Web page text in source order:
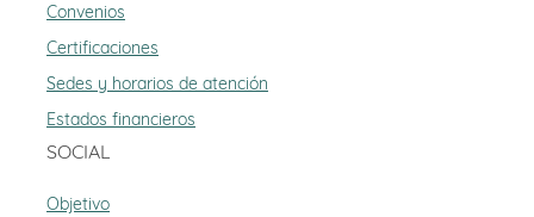
Convenios
Certificaciones
Sedes y horarios de atención
Estados financieros
SOCIAL
Objetivo